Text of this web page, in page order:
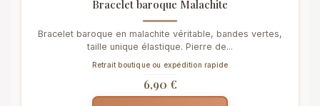
Bracelet baroque Malachite
Bracelet baroque en malachite véritable, bandes vertes,
taille unique élastique. Pierre de...
Retrait boutique ou expédition rapide
6,90 €